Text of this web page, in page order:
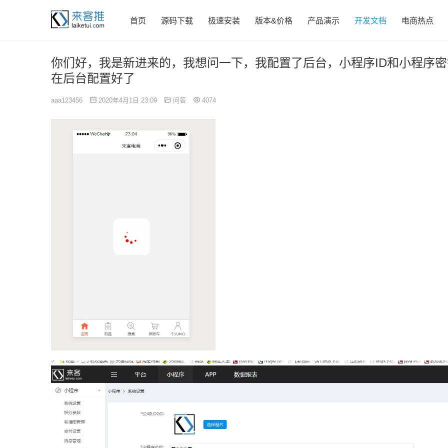
首页 源码下载 极速安装 版本&价格 产品演示 开发文档 电商热点
你们好，我是新进来的，我想问一下，我配置了后台，小程序ID和小程序
在后台配置好了
aaa123456 2020年4月1日 23:09 问答 4074